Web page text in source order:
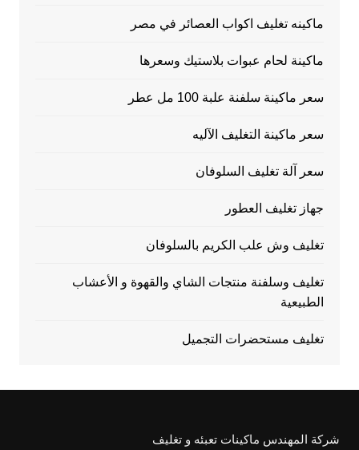
ماكينه تغليف اكواب العصائر في مصر
ماكينة لحام عبوات بلاستيك وسعرها
سعر ماكينة سلفنة علبة 100 مل عطر
سعر ماكينة التغليف الآليه
سعر آلة تغليف السلوفان
جهاز تغليف العطور
تغليف وش علب الكريم بالسلوفان
تغليف وسلفنة منتجات الشاي والقهوة و الأعشاب
الطبيعية
تغليف مستحضرات التجميل
شركة المهندس ماكينات تعبئه و تغليف